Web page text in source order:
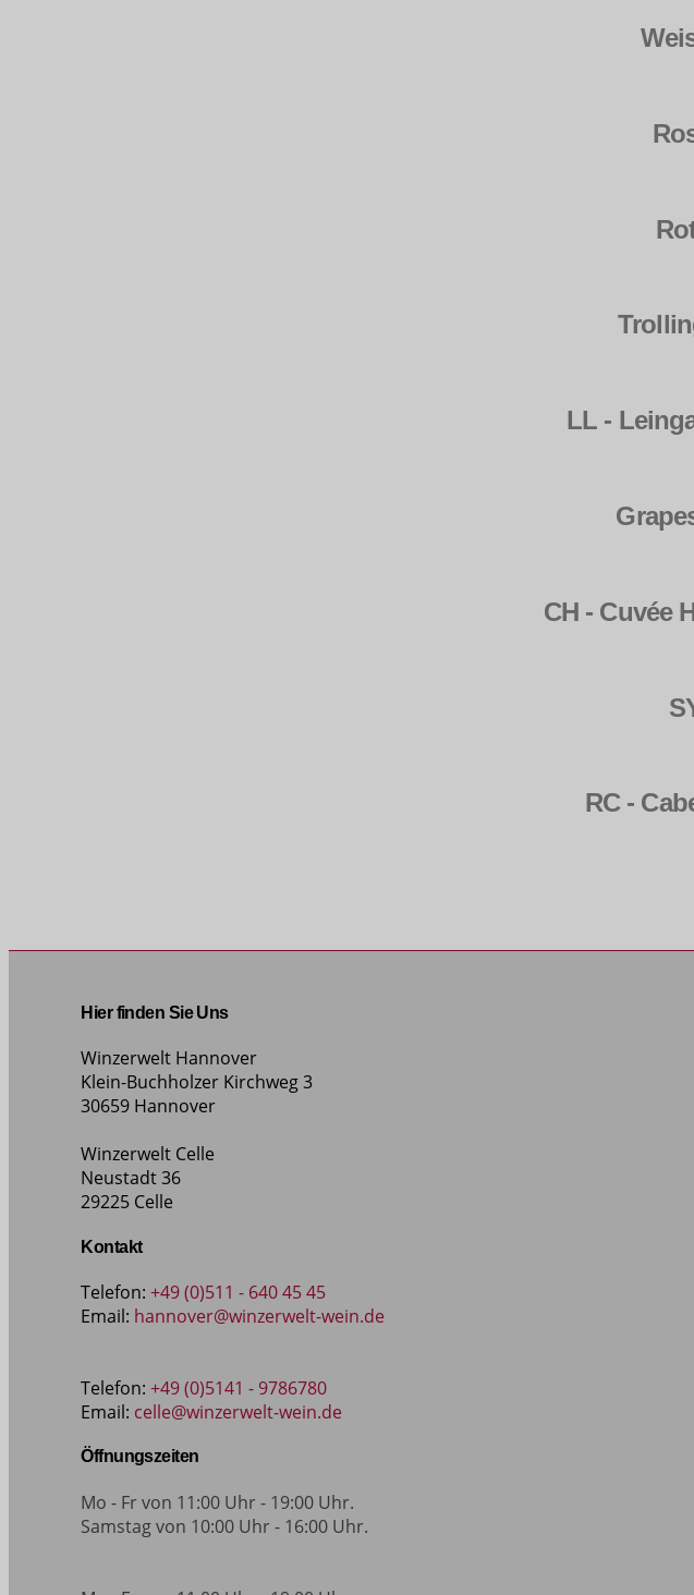
LL -
CH - Cuvée
RC -
Hier finden Sie Uns
Winzerwelt Hannover
Klein-Buchholzer Kirchweg 3
30659 Hannover
Winzerwelt Celle
Neustadt 36
29225 Celle
Kontakt
Telefon:+49 (0)511 - 640 45 45
Email: hannover@winzerwelt-wein.de
Telefon:+49 (0)5141 - 9786780
Email: celle@winzerwelt-wein.de
Öffnungszeiten
Mo - Fr von 11:00 Uhr - 19:00 Uhr.
Samstag von 10:00 Uhr - 16:00 Uhr.